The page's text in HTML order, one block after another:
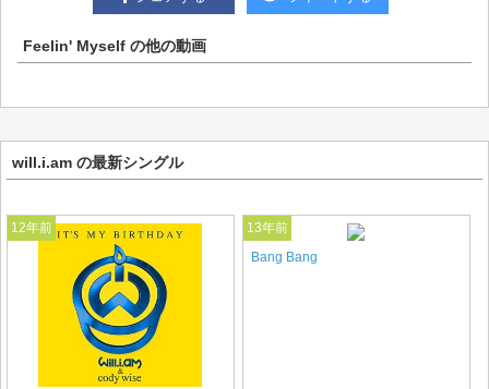
Feelin' Myself の他の動画
will.i.am の最新シングル
12年前
13年前
Bang Bang